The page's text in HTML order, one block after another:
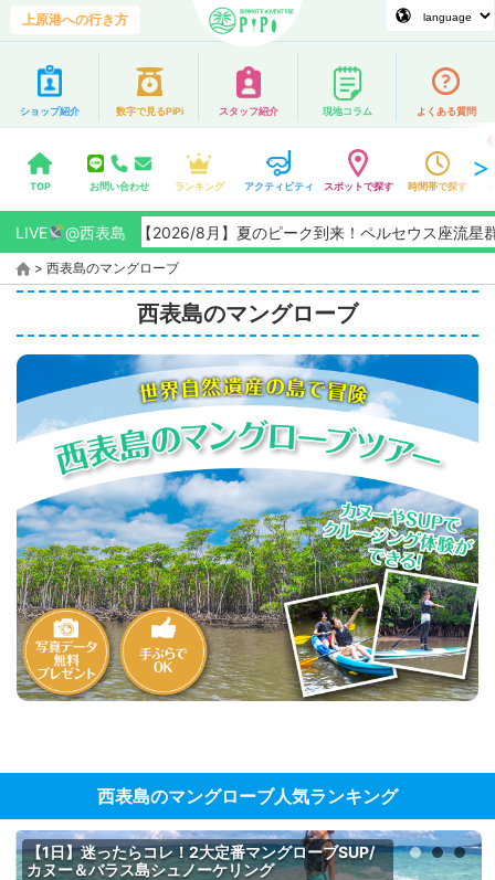
上原港への行き方
ショップ紹介 数字で見るPiPi スタッフ紹介 現地コラム よくある質問
TOP お問い合わせ ランキング アクティビティ スポットで探す 時間帯で探す
LIVE @西表島
【2026/8月】夏のピーク到来！ペルセウス座流星群観測チャンス
> 西表島のマングローブ
西表島のマングローブ
西表島のマングローブ人気ランキング
【1日】迷ったらコレ！2大定番マングローブSUP/
カヌー＆バラス島シュノーケリング